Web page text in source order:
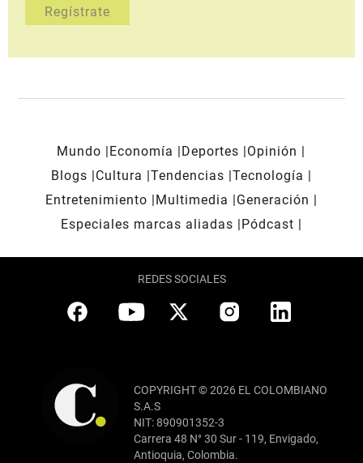
Mundo Economía Deportes
Opinión
Blogs
Cultura Tendencias Tecnología
Entretenimiento
Multimedia
Generación
Especiales marcas aliadas
Pódcast
REDES SOCIALES
COPYRIGHT © 2026 EL COLOMBIANO
S.A.S
NIT: 890901352-3
Carrera 48 N° 30 Sur - 119, Envigado,
Antioquia, Colombia.